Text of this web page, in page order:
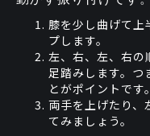
膝を少し曲げて上
プします。
左、右、左、右の
足踏みします。つ
とがポイントです。
両手を上げたり、
てみましょう。